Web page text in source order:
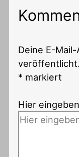
Deine E-
veröffentlicht.
* markiert
Hier